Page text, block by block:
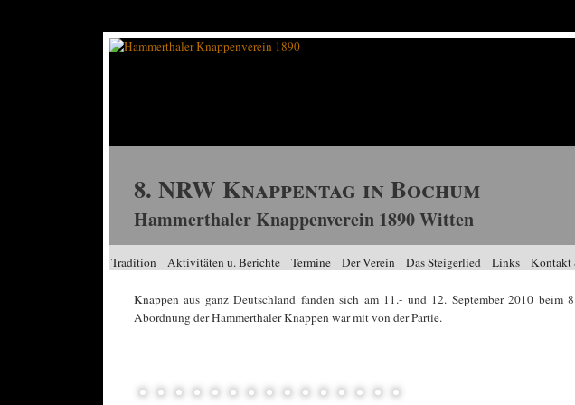
8. NRW Knappentag in Bochum
Hammerthaler Knappenverein 1890 Witten
Tradition Aktivitäten u. Berichte Termine Der Verein Das Steigerlied Links Kontakt
Knappen aus ganz Deutschland fanden sich am 11.- und 12. September 2010
Abordnung der Hammerthaler Knappen war mit von der Partie.